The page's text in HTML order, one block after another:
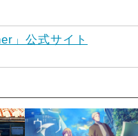
」公式サイト